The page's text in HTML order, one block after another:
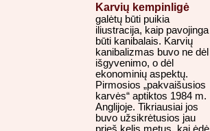
Karvių kempinligė
galėtų būti puikia
iliustracija, kaip pavojinga
būti kanibalais. Karvių
kanibalizmas buvo ne dėl
išgyvenimo, o dėl
ekonominių aspektų.
Pirmosios „pakvaišusios
karvės“ aptiktos 1984 m.
Anglijoje. Tikriausiai jos
buvo užsikrėtusios jau
prieš kelis metus, kai ėdė